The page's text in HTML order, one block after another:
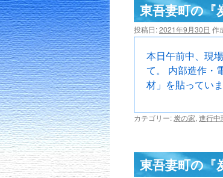
ツ
東吾妻町の『
投稿日:2021年9月30日 作
本日午前中、現
て。 内部造作・
材」を貼ってい
カテゴリー: 炭の家, 進行中
東吾妻町の『